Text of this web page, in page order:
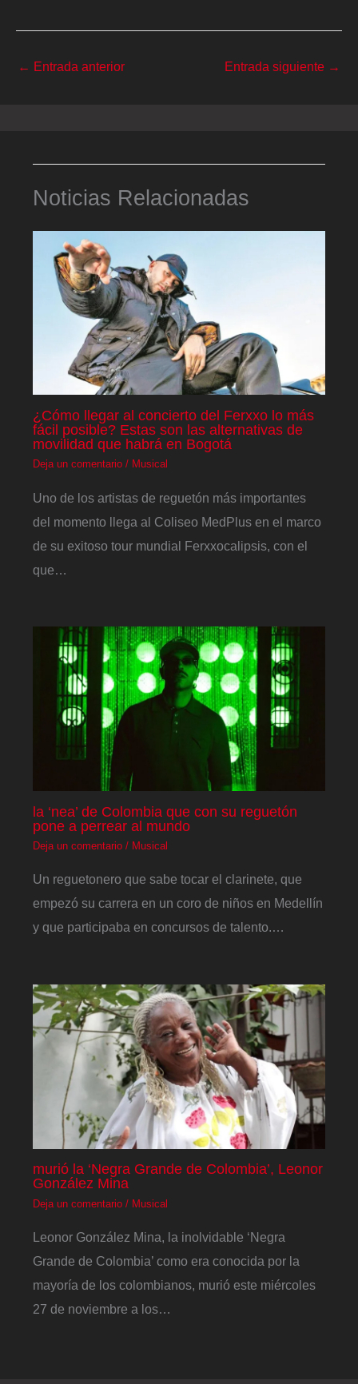
← Entrada anterior Entrada siguiente →
Noticias Relacionadas
¿Cómo llegar al concierto del Ferxxo lo más
fácil posible? Estas son las alternativas de
movilidad que habrá en Bogotá
Deja un comentario / Musical
Uno de los artistas de reguetón más importantes
del momento llega al Coliseo MedPlus en el marco
de su exitoso tour mundial Ferxxocalipsis, con el
que…
la ‘nea’ de Colombia que con su reguetón
pone a perrear al mundo
Deja un comentario / Musical
Un reguetonero que sabe tocar el clarinete, que
empezó su carrera en un coro de niños en Medellín
y que participaba en concursos de talento.…
murió la ‘Negra Grande de Colombia’, Leonor
González Mina
Deja un comentario / Musical
Leonor González Mina, la inolvidable ‘Negra
Grande de Colombia’ como era conocida por la
mayoría de los colombianos, murió este miércoles
27 de noviembre a los…